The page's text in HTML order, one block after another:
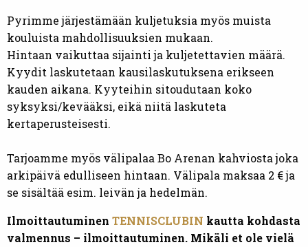
Pyrimme järjestämään kuljetuksia myös muista
kouluista mahdollisuuksien mukaan.
Hintaan vaikuttaa sijainti ja kuljetettavien määrä.
Kyydit laskutetaan kausilaskutuksena erikseen
kauden aikana. Kyyteihin sitoudutaan koko
syksyksi/kevääksi, eikä niitä laskuteta
kertaperusteisesti.
Tarjoamme myös välipalaa Bo Arenan kahviosta joka
arkipäivä edulliseen hintaan. Välipala maksaa 2 € ja
se sisältää esim. leivän ja hedelmän.
Ilmoittautuminen TENNISCLUBIN kautta kohdasta
valmennus – ilmoittautuminen. Mikäli et ole vielä